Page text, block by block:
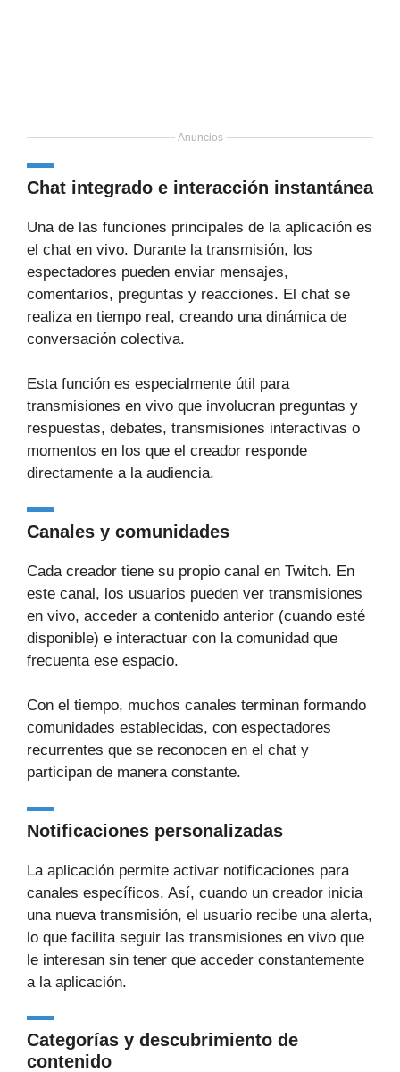
Anuncios
Chat integrado e interacción instantánea
Una de las funciones principales de la aplicación es
el chat en vivo. Durante la transmisión, los
espectadores pueden enviar mensajes,
comentarios, preguntas y reacciones. El chat se
realiza en tiempo real, creando una dinámica de
conversación colectiva.
Esta función es especialmente útil para
transmisiones en vivo que involucran preguntas y
respuestas, debates, transmisiones interactivas o
momentos en los que el creador responde
directamente a la audiencia.
Canales y comunidades
Cada creador tiene su propio canal en Twitch. En
este canal, los usuarios pueden ver transmisiones
en vivo, acceder a contenido anterior (cuando esté
disponible) e interactuar con la comunidad que
frecuenta ese espacio.
Con el tiempo, muchos canales terminan formando
comunidades establecidas, con espectadores
recurrentes que se reconocen en el chat y
participan de manera constante.
Notificaciones personalizadas
La aplicación permite activar notificaciones para
canales específicos. Así, cuando un creador inicia
una nueva transmisión, el usuario recibe una alerta,
lo que facilita seguir las transmisiones en vivo que
le interesan sin tener que acceder constantemente
a la aplicación.
Categorías y descubrimiento de
contenido